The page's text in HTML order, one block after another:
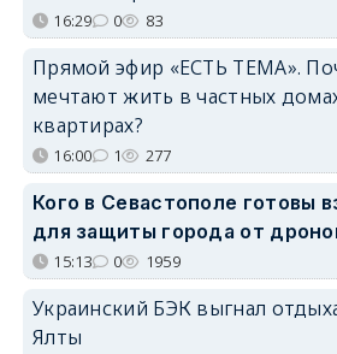
16:29 0 83
Прямой эфир «ЕСТЬ ТЕМА».
мечтают жить в частных
квартирах?
16:00 1 277
Кого в Севастополе готовы
для защиты города от
15:13 0 1959
Украинский БЭК выгнал
Ялты